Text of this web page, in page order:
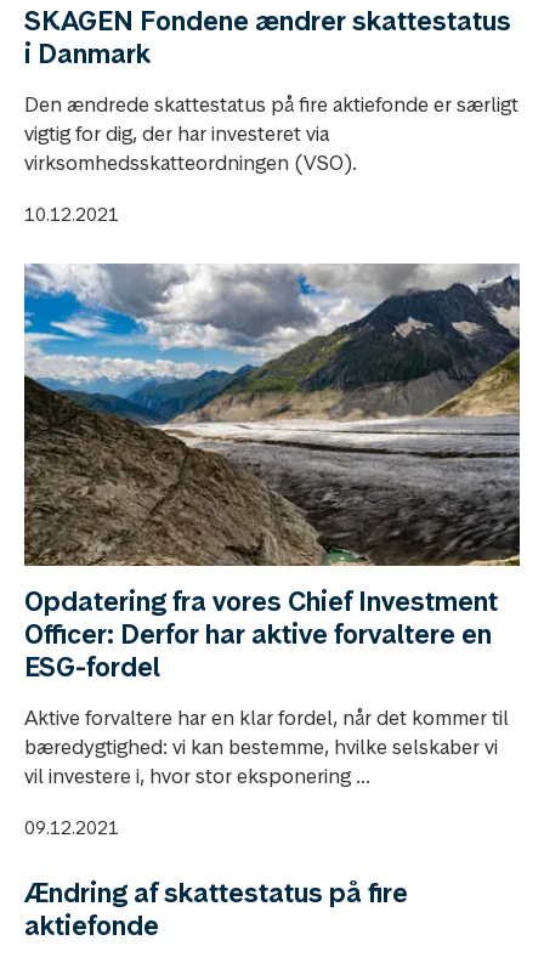
SKAGEN Fondene ændrer skattestatus
i Danmark
Den ændrede skattestatus på fire aktiefonde er særligt
vigtig for dig, der har investeret via
virksomhedsskatteordningen (VSO).
10.12.2021
Opdatering fra vores Chief Investment
Officer: Derfor har aktive forvaltere en
ESG-fordel
Aktive forvaltere har en klar fordel, når det kommer til
bæredygtighed: vi kan bestemme, hvilke selskaber vi
vil investere i, hvor stor eksponering ...
09.12.2021
Ændring af skattestatus på fire
aktiefonde